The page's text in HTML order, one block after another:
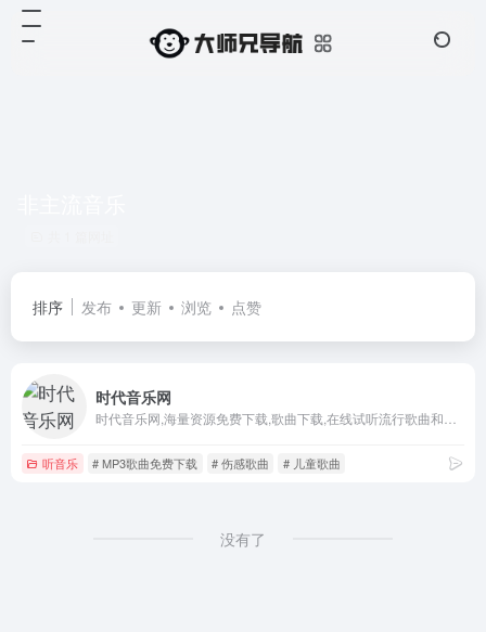
排序 发布 更新 浏览 点赞
时代音乐网
听音乐 # MP3歌曲免费下载 # 伤感歌曲 # 儿童歌曲
没有了